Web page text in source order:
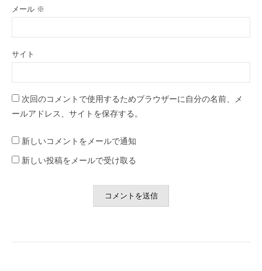
メール ※
サイト
次回のコメントで使用するためブラウザーに自分の名前、メ
ールアドレス、サイトを保存する。
新しいコメントをメールで通知
新しい投稿をメールで受け取る